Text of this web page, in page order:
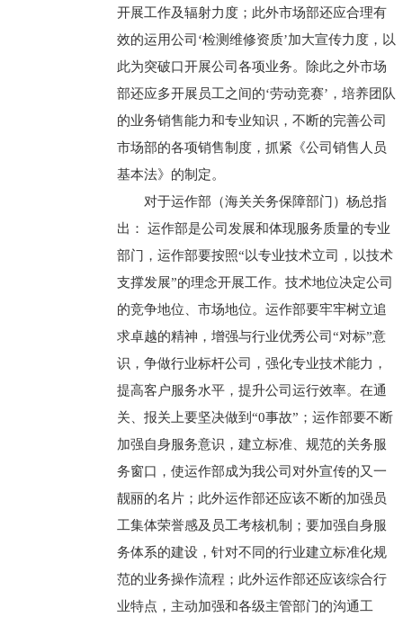
开展工作及辐射力度；此外市场部还应合理有
效的运用公司‘检测维修资质’加大宣传力度，以
此为突破口开展公司各项业务。除此之外市场
部还应多开展员工之间的‘劳动竞赛’，培养团队
的业务销售能力和专业知识，不断的完善公司
市场部的各项销售制度，抓紧《公司销售人员
基本法》的制定。
对于运作部（海关关务保障部门）杨总指
出： 运作部是公司发展和体现服务质量的专业
部门，运作部要按照“以专业技术立司，以技术
支撑发展”的理念开展工作。技术地位决定公司
的竞争地位、市场地位。运作部要牢牢树立追
求卓越的精神，增强与行业优秀公司“对标”意
识，争做行业标杆公司，强化专业技术能力，
提高客户服务水平，提升公司运行效率。在通
关、报关上要坚决做到“0事故”；运作部要不断
加强自身服务意识，建立标准、规范的关务服
务窗口，使运作部成为我公司对外宣传的又一
靓丽的名片；此外运作部还应该不断的加强员
工集体荣誉感及员工考核机制；要加强自身服
务体系的建设，针对不同的行业建立标准化规
范的业务操作流程；此外运作部还应该综合行
业特点，主动加强和各级主管部门的沟通工